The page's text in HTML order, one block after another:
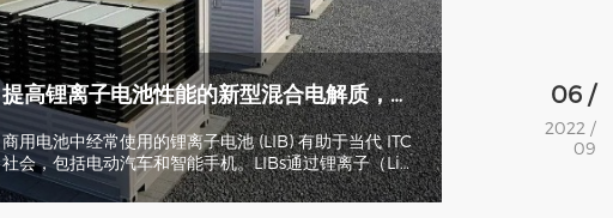
​提高锂离子电池性能的新型混合电解质，有助于建立可持续能源供应
商用电池中经常使用的锂离子电池 (LIB) 有助于当代 ITC
社会，包括电动汽车和智能手机。LIBs通过锂离子（Li-
ion）在正极和负极之间来回不断地充电和放电，锂离
子电解质充当离子的通道。
06 /
2022 /
09